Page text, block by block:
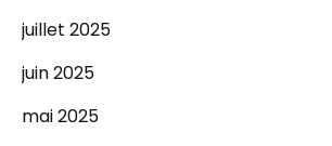
juillet 2025
juin 2025
mai 2025